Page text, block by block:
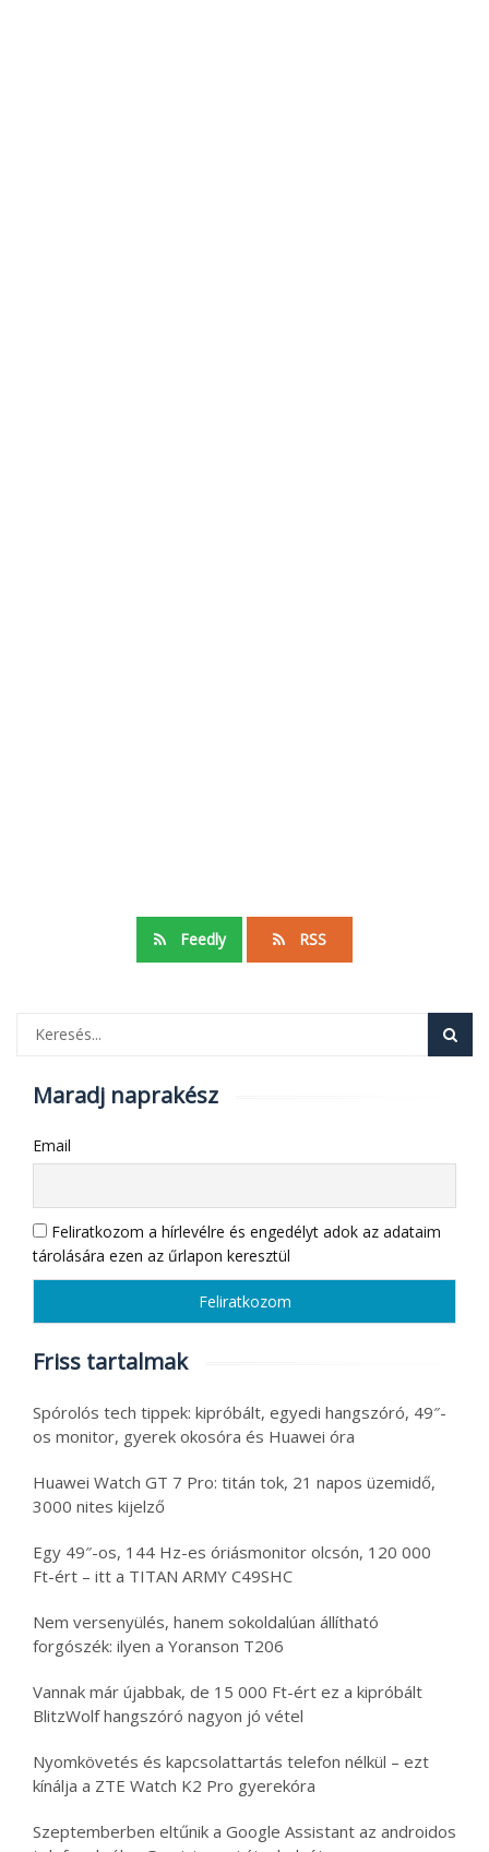
Feedly RSS
Maradj naprakész
Email
Feliratkozom a hírlevélre és engedélyt adok az adataim
tárolására ezen az űrlapon keresztül
Friss tartalmak
Spórolós tech tippek: kipróbált, egyedi hangszóró, 49″-
os monitor, gyerek okosóra és Huawei óra
Huawei Watch GT 7 Pro: titán tok, 21 napos üzemidő,
3000 nites kijelző
Egy 49″-os, 144 Hz-es óriásmonitor olcsón, 120 000
Ft-ért – itt a TITAN ARMY C49SHC
Nem versenyülés, hanem sokoldalúan állítható
forgószék: ilyen a Yoranson T206
Vannak már újabbak, de 15 000 Ft-ért ez a kipróbált
BlitzWolf hangszóró nagyon jó vétel
Nyomkövetés és kapcsolattartás telefon nélkül – ezt
kínálja a ZTE Watch K2 Pro gyerekóra
Szeptemberben eltűnik a Google Assistant az androidos